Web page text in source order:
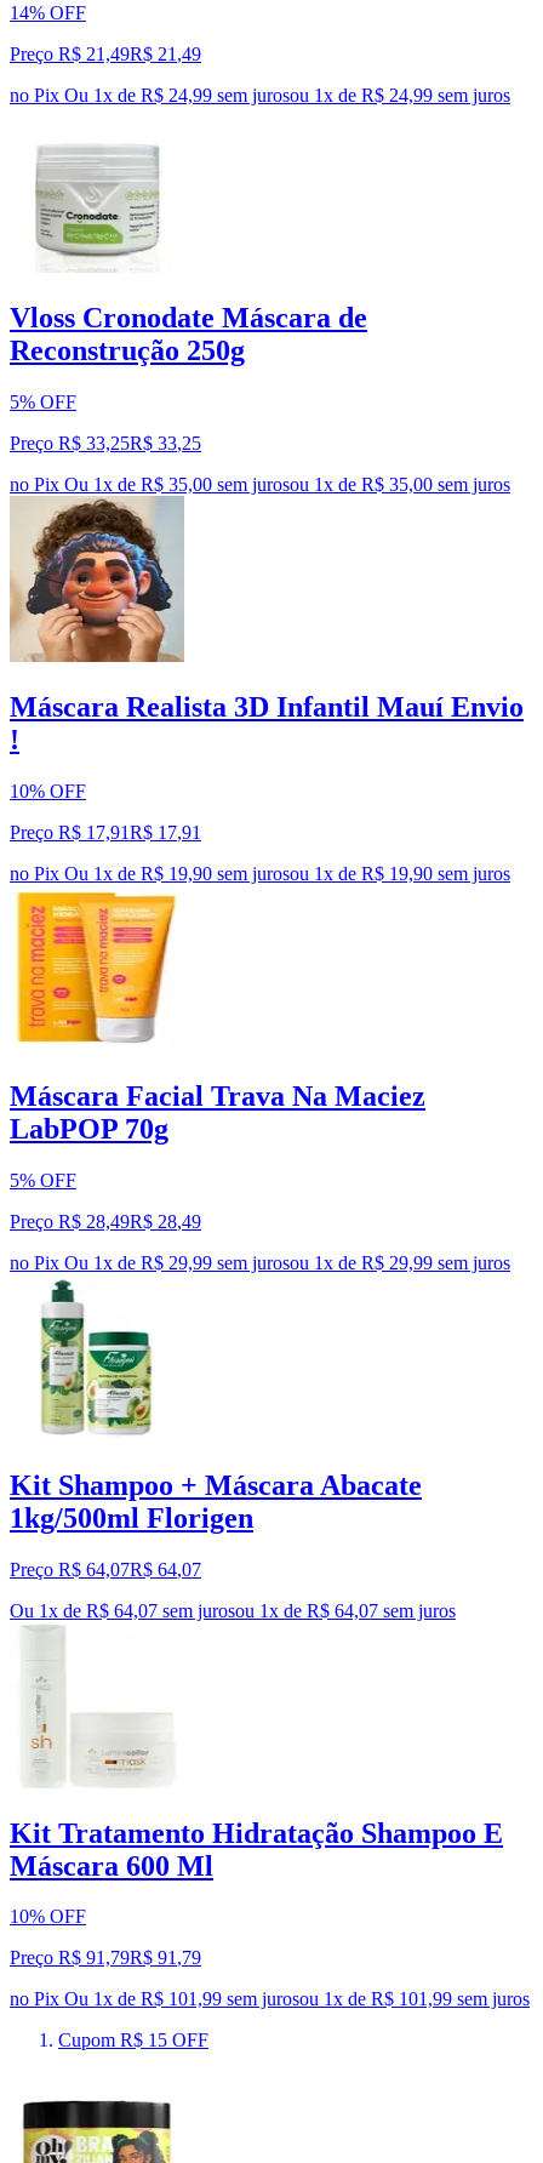
14% OFF
Preço R$ 21,49R$ 21,49
no Pix Ou 1x de R$ 24,99 sem jurosou 1x de R$ 24,99 sem juros
Vloss Cronodate Máscara de
Reconstrução 250g
5% OFF
Preço R$ 33,25R$ 33,25
no Pix Ou 1x de R$ 35,00 sem jurosou 1x de R$ 35,00 sem juros
Máscara Realista 3D Infantil Mauí Envio
!
10% OFF
Preço R$ 17,91R$ 17,91
no Pix Ou 1x de R$ 19,90 sem jurosou 1x de R$ 19,90 sem juros
Máscara Facial Trava Na Maciez
LabPOP 70g
5% OFF
Preço R$ 28,49R$ 28,49
no Pix Ou 1x de R$ 29,99 sem jurosou 1x de R$ 29,99 sem juros
Kit Shampoo + Máscara Abacate
1kg/500ml Florigen
Preço R$ 64,07R$ 64,07
Ou 1x de R$ 64,07 sem jurosou 1x de R$ 64,07 sem juros
Kit Tratamento Hidratação Shampoo E
Máscara 600 Ml
10% OFF
Preço R$ 91,79R$ 91,79
no Pix Ou 1x de R$ 101,99 sem jurosou 1x de R$ 101,99 sem juros
Cupom R$ 15 OFF